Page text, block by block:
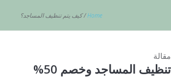
Home
/كيف يتم تنظيف المساجد؟
مقالة
تنظيف المساجد وخصم 50%